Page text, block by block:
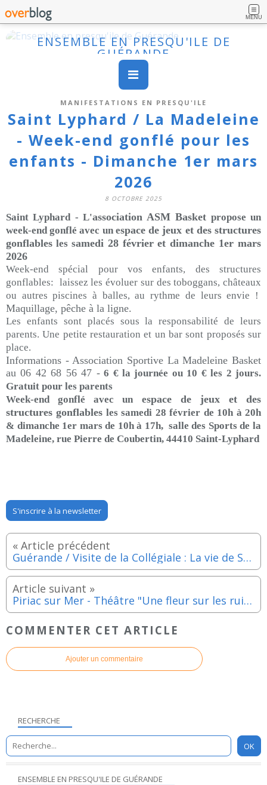
MENU
ENSEMBLE EN PRESQU'ILE DE
GUÉRANDE
MANIFESTATIONS EN PRESQU'ILE
Saint Lyphard / La Madeleine
- Week-end gonflé pour les
enfants - Dimanche 1er mars
2026
8 OCTOBRE 2025
Saint Lyphard - L'association ASM Basket propose un
week-end gonflé avec un espace de jeux et des structures
gonflables les samedi 28 février et dimanche 1er mars
2026
Week-end spécial pour vos enfants, des structures
gonflables: laissez les évoluer sur des toboggans, châteaux
ou autres piscines à balles, au rythme de leurs envie !
Maquillage, pêche à la ligne.
Les enfants sont placés sous la responsabilité de leurs
parents. Une petite restauration et un bar sont proposés sur
place.
Informations -Association Sportive La Madeleine Basket
au06 42 68 56 47 - 6 € la journée ou 10 € les 2 jours.
Gratuit pour les parents
Week-end gonflé avec un espace de jeux et des
structures gonflables les samedi 28 février de 10h à 20h
& dimanche 1er mars de 10h à 17h, salle des Sports de la
Madeleine, rue Pierre de Coubertin, 44410 Saint-Lyphard
S'inscrire à la newsletter
Guérande / Visite de la Collégiale : La vie de Saint-Aubin - Dimanche 1er mars 2026
Piriac sur Mer - Théâtre "Une fleur sur les ruines" : Représentation le samedi 14 mars 2026
COMMENTER CET ARTICLE
Ajouter un commentaire
RECHERCHE
ENSEMBLE EN PRESQU'ILE DE GUÉRANDE